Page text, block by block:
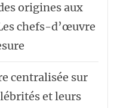
origines aux
chefs-d’œuvre
centralisée sur
et leurs